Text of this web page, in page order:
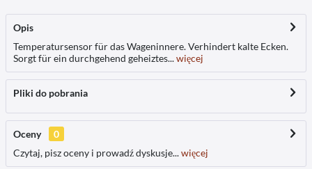
Opis
Temperatursensor für das Wageninnere. Verhindert kalte Ecken.
Sorgt für ein durchgehend geheiztes...więcej
Pliki do pobrania
Oceny
0
Czytaj, pisz oceny i prowadź dyskusje...więcej